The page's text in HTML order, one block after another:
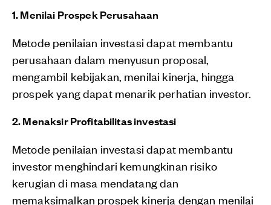
1. Menilai Prospek Perusahaan
Metode penilaian investasi dapat membantu
perusahaan dalam menyusun proposal,
mengambil kebijakan, menilai kinerja, hingga
prospek yang dapat menarik perhatian investor.
2. Menaksir Profitabilitas investasi
Metode penilaian investasi dapat membantu
investor menghindari kemungkinan risiko
kerugian di masa mendatang dan
memaksimalkan prospek kinerja dengan menilai